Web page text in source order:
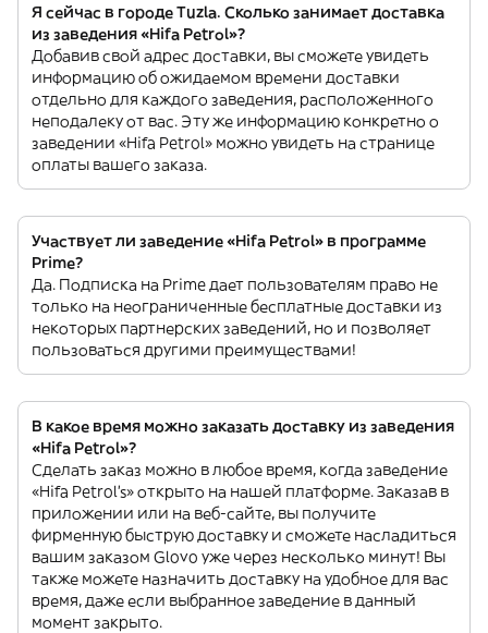
Я сейчас в городе Tuzla. Сколько занимает доставка
из заведения «Hifa Petrol»?
Добавив свой адрес доставки, вы сможете увидеть
информацию об ожидаемом времени доставки
отдельно для каждого заведения, расположенного
неподалеку от вас. Эту же информацию конкретно о
заведении «Hifa Petrol» можно увидеть на странице
оплаты вашего заказа.
Участвует ли заведение «Hifa Petrol» в программе
Prime?
Да. Подписка на Prime дает пользователям право не
только на неограниченные бесплатные доставки из
некоторых партнерских заведений, но и позволяет
пользоваться другими преимуществами!
В какое время можно заказать доставку из заведения
«Hifa Petrol»?
Сделать заказ можно в любое время, когда заведение
«Hifa Petrol’s» открыто на нашей платформе. Заказав в
приложении или на веб-сайте, вы получите
фирменную быструю доставку и сможете насладиться
вашим заказом Glovo уже через несколько минут! Вы
также можете назначить доставку на удобное для вас
время, даже если выбранное заведение в данный
момент закрыто.